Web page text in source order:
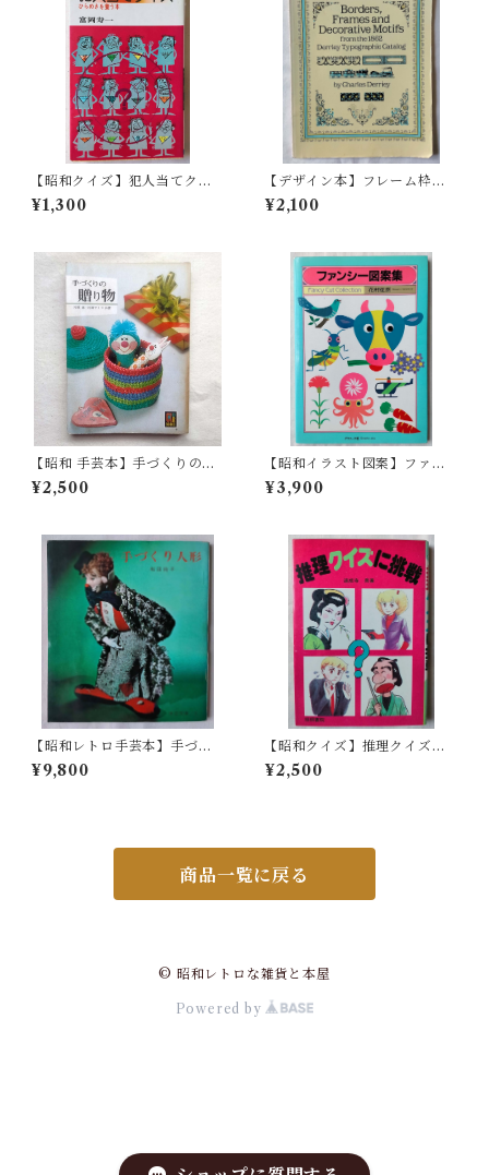
【昭和クイズ】犯人当てクイ
ズ ひらめきを養う本＜推理の
実験室＞富岡寿一
¥1,300
【デザイン本】フレーム枠の
パターン 洋書
¥2,100
【昭和 手芸本】手づくりの贈
り物 カラーブックス（昭和5
1年）
¥2,500
【昭和イラスト図案】ファン
¥3,900
【昭和レトロ手芸本】手づく
り人形 - 和田絢子(昭和40年)
¥9,800
【昭和クイズ】推理クイズに
挑戦（昭和57年）
¥2,500
商品一覧に戻る
© 昭和レトロな雑貨と本屋
Powered by